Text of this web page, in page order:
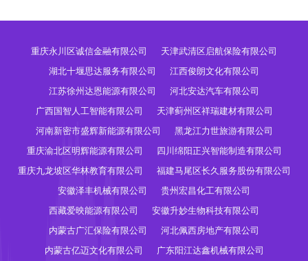
重庆永川区诚信金融有限公司
天津武清区启航保险有限公司
湖北十堰思达服务有限公司
江西俊朗文化有限公司
江苏徐州达恩能源有限公司
河北安达汽车有限公司
广西国智人工智能有限公司
天津蓟州区祥瑞建材有限公司
河南新密市盛辉新能源有限公司
黑龙江力世旅游有限公司
重庆渝北区明辉能源有限公司
四川绵阳正兴智能制造有限公司
重庆九龙坡区华林教育有限公司
福建马尾区长久服务股份有限公司
安徽泽丰机械有限公司
贵州宏昌化工有限公司
西藏爱映能源有限公司
安徽升妙生物科技有限公司
内蒙古广汇保险有限公司
河北佩西房地产有限公司
内蒙古亿迈文化有限公司
广东阳江达鑫机械有限公司